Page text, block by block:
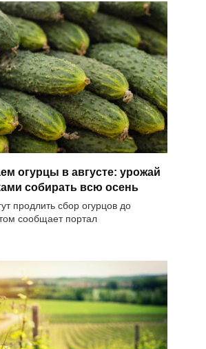
огурцы в августе: урожай
собирать всю осень
продлить сбор огурцов до
сообщает портал